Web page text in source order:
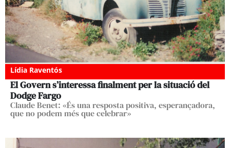
Lídia Raventós
El Govern s’interessa finalment per la situació del
Dodge Fargo
Claude Benet: «És una resposta positiva, esperançadora,
que no podem més que celebrar»